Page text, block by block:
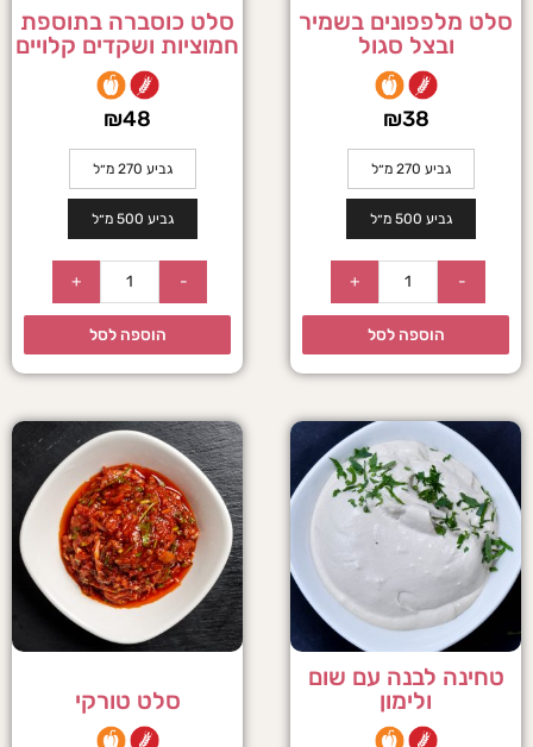
סלט מלפפונים בשמיר
ובצל סגול
₪38
גביע 270 מ״ל
גביע 500 מ״ל
-
+
הוספה לסל
סלט כוסברה בתוספת
חמוציות ושקדים קלויים
₪48
גביע 270 מ״ל
גביע 500 מ״ל
-
+
הוספה לסל
טחינה לבנה עם שום
ולימון
סלט טורקי